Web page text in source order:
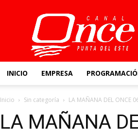
Canal
Once
INICIO EMPRESA
Inicio Sin categoría LA MAÑANA DEL ONCE
LA MAÑANA